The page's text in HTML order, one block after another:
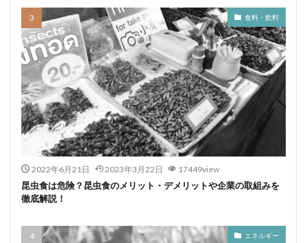
食料・飲料
2022年6月21日 2023年3月22日 17449view
昆虫食は危険？昆虫食のメリット・デメリットや企業の取組みを
徹底解説！
エネルギー